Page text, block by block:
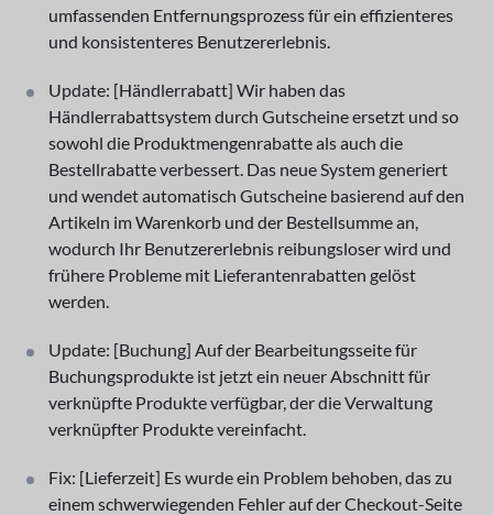
umfassenden Entfernungsprozess für ein effizienteres
und konsistenteres Benutzererlebnis.
Update: [Händlerrabatt] Wir haben das
Händlerrabattsystem durch Gutscheine ersetzt und so
sowohl die Produktmengenrabatte als auch die
Bestellrabatte verbessert. Das neue System generiert
und wendet automatisch Gutscheine basierend auf den
Artikeln im Warenkorb und der Bestellsumme an,
wodurch Ihr Benutzererlebnis reibungsloser wird und
frühere Probleme mit Lieferantenrabatten gelöst
werden.
Update: [Buchung] Auf der Bearbeitungsseite für
Buchungsprodukte ist jetzt ein neuer Abschnitt für
verknüpfte Produkte verfügbar, der die Verwaltung
verknüpfter Produkte vereinfacht.
Fix: [Lieferzeit] Es wurde ein Problem behoben, das zu
einem schwerwiegenden Fehler auf der Checkout-Seite